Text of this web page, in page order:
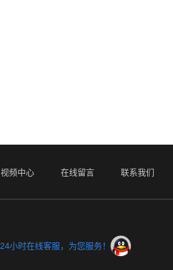
视频中心 在线留言 联系我们
24小时在线客服，为您服务！